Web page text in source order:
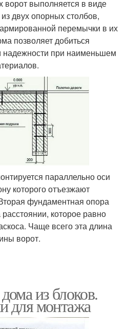
ворот выполняется в виде
двух опорных столбов,
перемычки в их
позволяет добиться
надежности при наименьшем
параллельно оси
которого отъезжают
фундаментная опора
которое равно
Чаще всего эта длина
ворот.
из блоков.
для монтажа